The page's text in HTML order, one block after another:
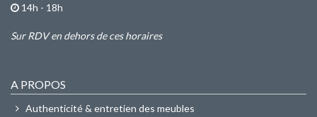
14h - 18h
Sur RDV en dehors de ces horaires
A PROPOS
Authenticité & entretien des meubles